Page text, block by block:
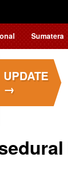
Sumatera
UPDATE
→